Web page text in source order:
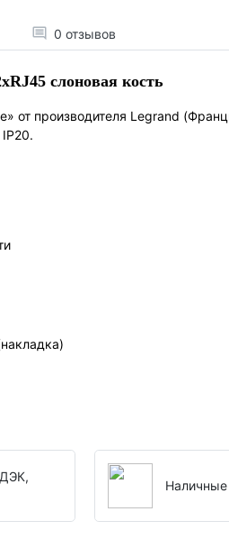
0 отзывов
слоновая кость
от производителя Legrand
Наличные